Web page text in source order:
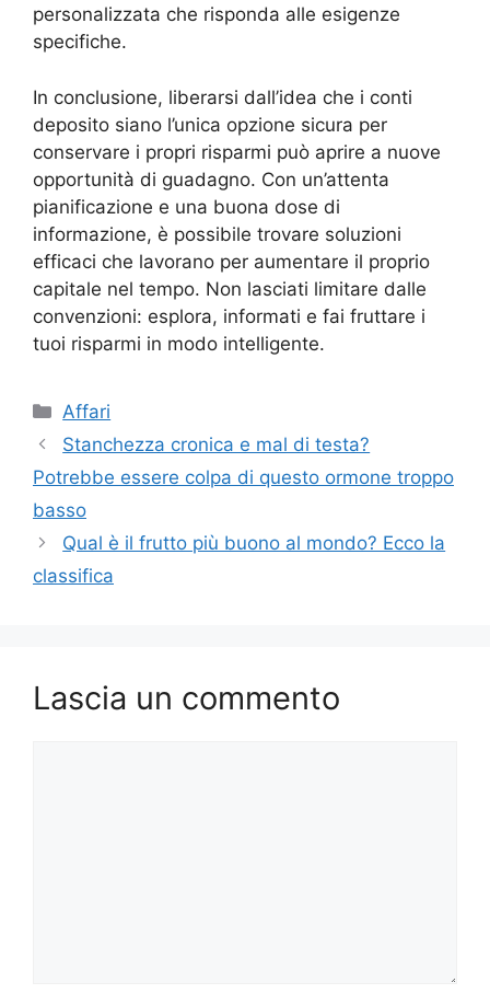
personalizzata che risponda alle esigenze
specifiche.
In conclusione, liberarsi dall’idea che i conti
deposito siano l’unica opzione sicura per
conservare i propri risparmi può aprire a nuove
opportunità di guadagno. Con un’attenta
pianificazione e una buona dose di
informazione, è possibile trovare soluzioni
efficaci che lavorano per aumentare il proprio
capitale nel tempo. Non lasciati limitare dalle
convenzioni: esplora, informati e fai fruttare i
tuoi risparmi in modo intelligente.
Categorie
Affari
Stanchezza cronica e mal di testa?
Potrebbe essere colpa di questo ormone troppo
basso
Qual è il frutto più buono al mondo? Ecco la
classifica
Lascia un commento